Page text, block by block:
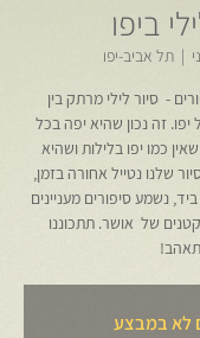
ביפו
  |
תל אביב-יפו
- סיור לילי מרתק בין
זה נכון שהיא יפה בכל
כמו יפו בלילות ושהיא
שלנו נטייל אחורה בזמן,
נשמע סיפורים מעניינים
של אושר. תתכוננו
לא במבצע